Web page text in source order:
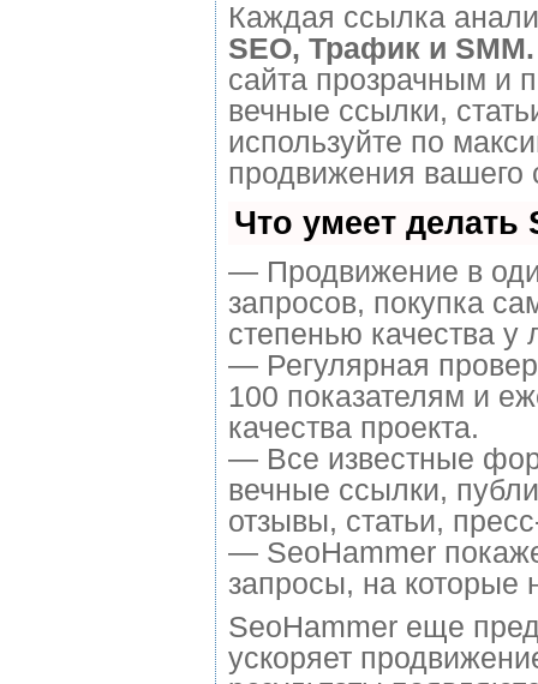
Каждая ссылка
SEO, Трафик и SMM.
сайта прозрачным и
вечные ссылки,
используйте по
продвижения вашего
Что умеет делать
— Продвижение в
запросов, покупка
степенью качества
— Регулярная
100 показателям и
качества проекта.
— Все известные
вечные ссылки,
отзывы, статьи,
— SeoHammer
запросы, на которые
SeoHammer еще
ускоряет